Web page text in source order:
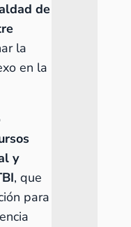
de
la
en la
y
, que
para